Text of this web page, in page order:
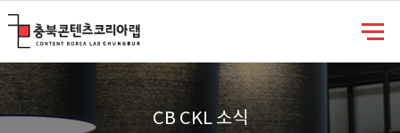
CB CKL 소식